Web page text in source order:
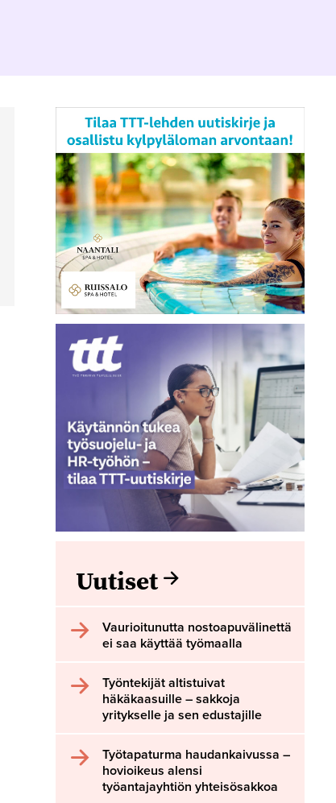
Uutiset
Vaurioitunutta nostoapuvälinettä
ei saa käyttää työmaalla
Työntekijät altistuivat
häkäkaasuille – sakkoja
yritykselle ja sen edustajille
Työtapaturma haudankaivussa –
hovioikeus alensi
työantajayhtiön yhteisösakkoa